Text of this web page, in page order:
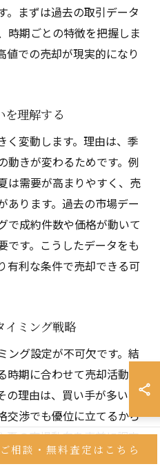
。まずは過去の取引データ
時期ごとの特徴を把握しま
値での売却が現実的になり
を理解する
く変動します。理由は、季
動きが変わるためです。例
は需要が高まりやすく、売
あります。過去の市場デー
で成約件数や価格が動いて
です。こうしたデータをも
有利な条件で売却できる可
イミング戦略
ング設定が不可欠です。結
期に合わせて売却活動を
の理由は、買い手が多い時
交渉でも優位に立てるから
夏の市場動向を事前に調査
進めることが挙げられま
ご相談・無料査定はこちら